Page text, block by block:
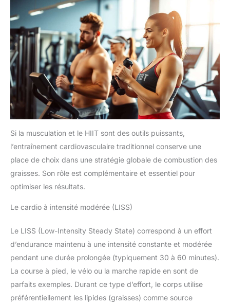
Si la musculation et le HIIT sont des outils puissants,
l’entraînement cardiovasculaire traditionnel conserve une
place de choix dans une stratégie globale de combustion des
graisses. Son rôle est complémentaire et essentiel pour
optimiser les résultats.
Le cardio à intensité modérée (LISS)
Le LISS (Low-Intensity Steady State) correspond à un effort
d’endurance maintenu à une intensité constante et modérée
pendant une durée prolongée (typiquement 30 à 60 minutes).
La course à pied, le vélo ou la marche rapide en sont de
parfaits exemples. Durant ce type d’effort, le corps utilise
préférentiellement les lipides (graisses) comme source